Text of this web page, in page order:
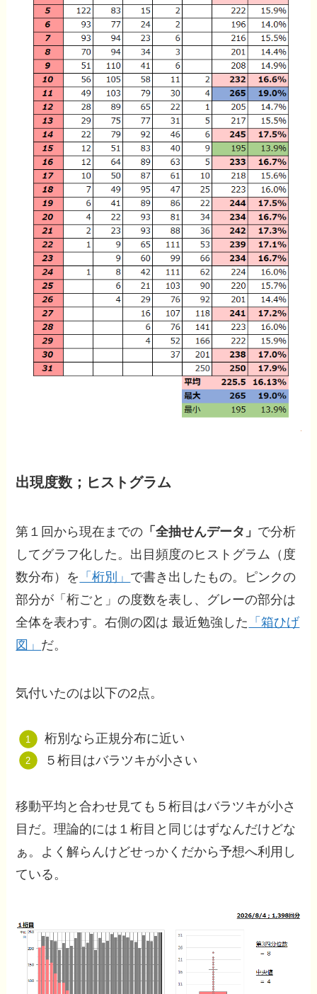
出現度数；ヒストグラム
第１回から現在までの 「全抽せんデータ」 で分析
してグラフ化した。出目頻度のヒストグラム（度
数分布）を 「桁別」 で書き出したもの。ピンクの
部分が「桁ごと」の度数を表し、グレーの部分は
全体を表わす。右側の図は 最近勉強した 「箱ひげ
図」 だ。
気付いたのは以下の2点。
桁別なら正規分布に近い
５桁目はバラツキが小さい
移動平均と合わせ見ても５桁目はバラツキが小さ
目だ。理論的には１桁目と同じはずなんだけどな
ぁ。よく解らんけどせっかくだから予想へ利用し
ている。